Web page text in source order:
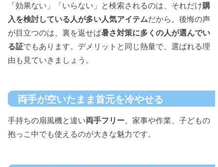
「効果ない」「いらない」と検索されるのは、それだけ購
入を検討している人が多い人気アイテムだから。後悔の声
が目立つのは、裏を返せば暑さ対策に多くの人が選んでい
る証でもあります。デメリットと同じ熱量で、選ばれる理
由も見ていきましょう。
両手が空いたまま首元を冷やせる
手持ちの扇風機と違い両手フリー。家事や作業、子どもの
抱っこ中でも使えるのが大きな魅力です。